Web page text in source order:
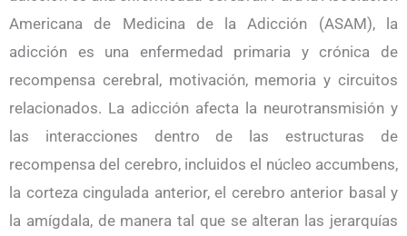
Americana de Medicina de la Adicción (ASAM), la
adicción es una enfermedad primaria y crónica de
recompensa cerebral, motivación, memoria y circuitos
relacionados. La adicción afecta la neurotransmisión y
las interacciones dentro de las estructuras de
recompensa del cerebro, incluidos el núcleo accumbens,
la corteza cingulada anterior, el cerebro anterior basal y
la amígdala, de manera tal que se alteran las jerarquías